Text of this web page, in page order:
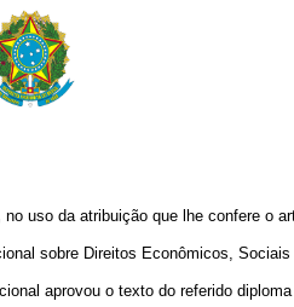
no uso da atribuição que lhe confere o
sobre Direitos Econômicos,
aprovou o texto do referido